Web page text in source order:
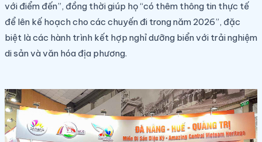
với điểm đến”, đồng thời giúp họ “có thêm thông tin thực tế
để lên kế hoạch cho các chuyến đi trong năm 2026”, đặc
biệt là các hành trình kết hợp nghỉ dưỡng biển với trải nghiệm
di sản và văn hóa địa phương.